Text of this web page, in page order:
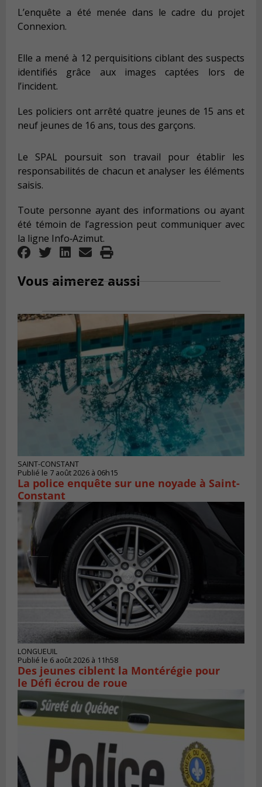
L’enquête a été menée dans le cadre du projet
Connexion.
Elle a mené à 12 perquisitions ciblant des suspects
identifiés grâce aux images captées lors de
l’incident.
Les policiers ont arrêté quatre jeunes de 15 ans et
neuf jeunes de 16 ans, tous des garçons.
Le SPAL poursuit son travail pour établir les
responsabilités de chacun et analyser les éléments
saisis.
Toute personne ayant des informations ou ayant
été témoin de l’agression peut communiquer avec
la ligne Info‑Azimut.
Vous aimerez aussi
SAINT-CONSTANT
Publié le 7 août 2026 à 06h15
La police enquête sur une noyade à Saint-
Constant
LONGUEUIL
Publié le 6 août 2026 à 11h58
Des jeunes ciblent la Montérégie pour
le Défi écrou de roue